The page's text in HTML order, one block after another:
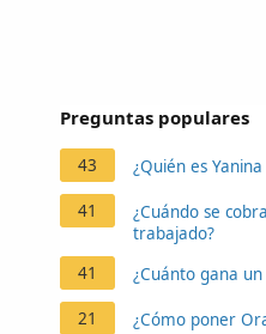
Preguntas populares
43 ¿Quién es
41
¿Cuándo se
trabajado?
41
¿Cuánto gana
21 ¿Cómo poner